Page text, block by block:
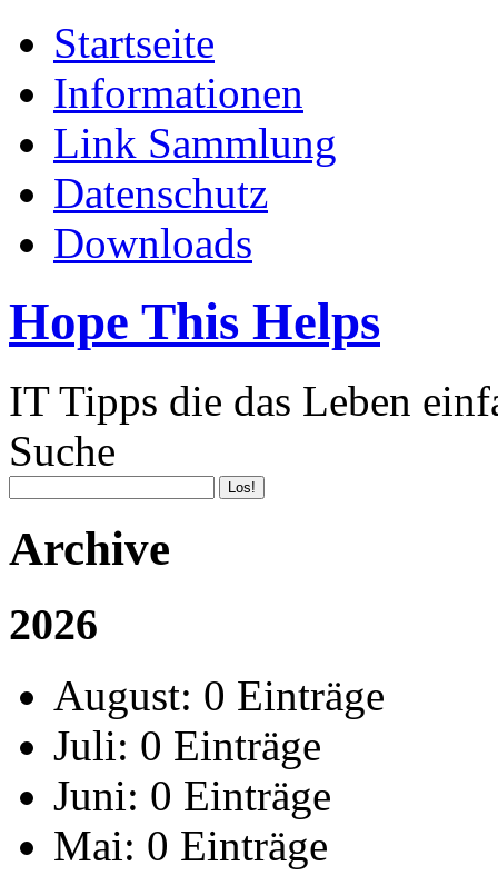
Startseite
Informationen
Link Sammlung
Datenschutz
Downloads
Hope This Helps
IT Tipps die das Leben
Suche
Archive
2026
August: 0 Einträge
Juli: 0 Einträge
Juni: 0 Einträge
Mai: 0 Einträge